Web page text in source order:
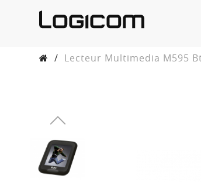
/ Lecteur Multimedia M595